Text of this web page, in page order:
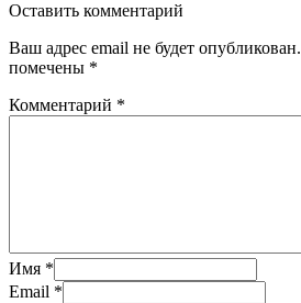
Оставить комментарий
Ваш адрес email не будет опубликован.
помечены *
Комментарий *
Имя *
Email *